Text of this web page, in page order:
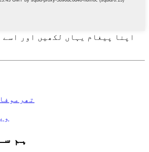
اپنا پیغام یہاں لکھیں اور
ہم